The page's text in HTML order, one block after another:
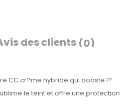
des clients (0)
CC cr?me hybride qui booste l?
le teint et offre une protection